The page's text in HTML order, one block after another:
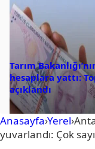
Tarım
hesaplara yattı:
açıklandı
Anasayfa›Yerel›
yuvarlandı: Çok